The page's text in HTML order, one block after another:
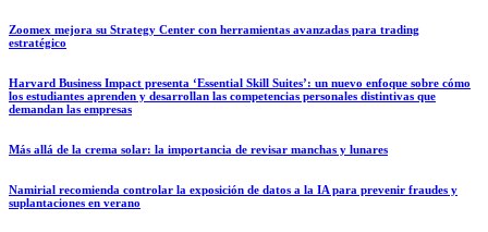
Zoomex mejora su Strategy Center con herramientas avanzadas para trading
estratégico
Harvard Business Impact presenta ‘Essential Skill Suites’: un nuevo enfoque sobre cómo
los estudiantes aprenden y desarrollan las competencias personales distintivas que
demandan las empresas
Más allá de la crema solar: la importancia de revisar manchas y lunares
Namirial recomienda controlar la exposición de datos a la IA para prevenir fraudes y
suplantaciones en verano